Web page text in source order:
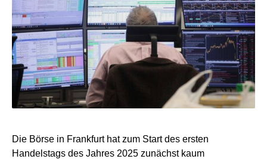
Die Börse in Frankfurt hat zum Start des ersten
Handelstags des Jahres 2025 zunächst kaum